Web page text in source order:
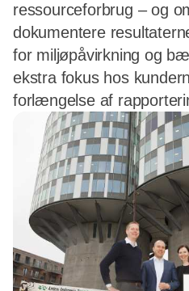
ressourceforbrug – og
dokumentere
for miljøpåvirkning og
ekstra fokus hos
forlængelse af